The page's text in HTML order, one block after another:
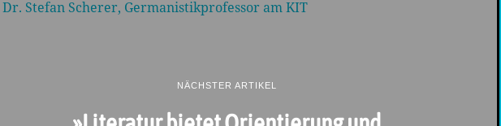
NÄCHSTER ARTIKEL